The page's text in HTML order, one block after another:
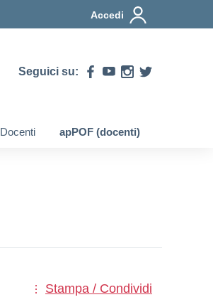
Accedi
Seguici su:
apPOF (docenti)
Stampa / Condividi